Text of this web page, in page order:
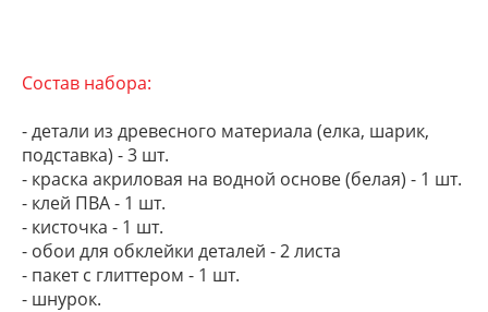
Состав набора:
- детали из древесного материала (елка, шарик,
подставка) - 3 шт.
- краска акриловая на водной основе (белая) - 1 шт.
- клей ПВА - 1 шт.
- кисточка - 1 шт.
- обои для обклейки деталей - 2 листа
- пакет с глиттером - 1 шт.
- шнурок.